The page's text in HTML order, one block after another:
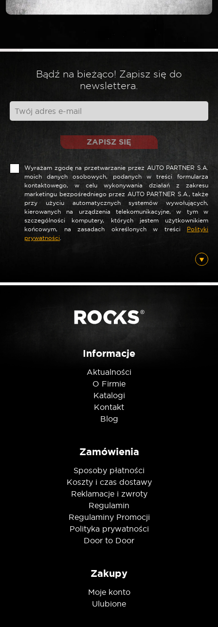
Twój adres email nie zostanie opublikowany.
Twoja opinia *
Nazwa*
Nie jestem robotem
Bądź na bieżąco! Zapisz się do
newslettera.
ZAPISZ SIĘ
Wyrażam zgodę na przetwarzanie przez AUTO PARTNER S.A.
moich danych osobowych, podanych w treści formularza
kontaktowego, w celu wykonywania działań z zakresu
marketingu bezpośredniego przez AUTO PARTNER S.A., także
przy użyciu automatycznych systemów wywołujących,
kierowanych na urządzenia telekomunikacyjne, w tym w
szczególności komputery, których jestem użytkownikiem
końcowym, na zasadach określonych w treści Polityki
prywatności
Informacje
Aktualności
O Firmie
Katalogi
Kontakt
Blog
Zamówienia
Sposoby płatności
Koszty i czas dostawy
Reklamacje i zwroty
Regulamin
Regulaminy Promocji
Polityka prywatności
Door to Door
Zakupy
Moje konto
Ulubione